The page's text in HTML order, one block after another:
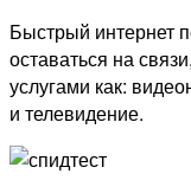
Быстрый интернет
оставаться на
услугами как:
и телевидение.